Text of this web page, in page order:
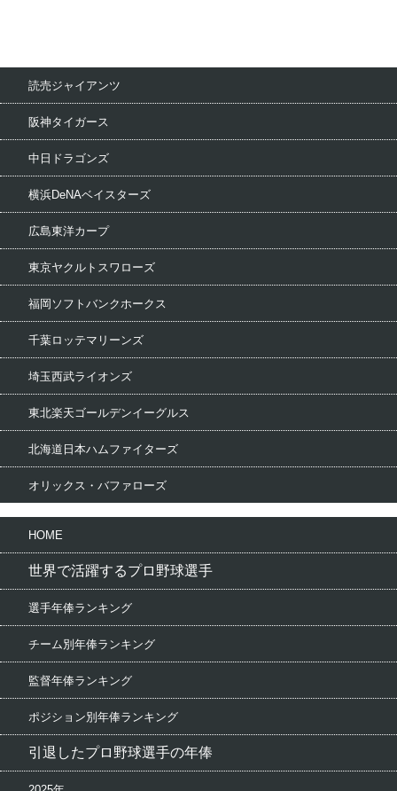
読売ジャイアンツ
阪神タイガース
中日ドラゴンズ
横浜DeNAベイスターズ
広島東洋カープ
東京ヤクルトスワローズ
福岡ソフトバンクホークス
千葉ロッテマリーンズ
埼玉西武ライオンズ
東北楽天ゴールデンイーグルス
北海道日本ハムファイターズ
オリックス・バファローズ
HOME
世界で活躍するプロ野球選手
選手年俸ランキング
チーム別年俸ランキング
監督年俸ランキング
ポジション別年俸ランキング
引退したプロ野球選手の年俸